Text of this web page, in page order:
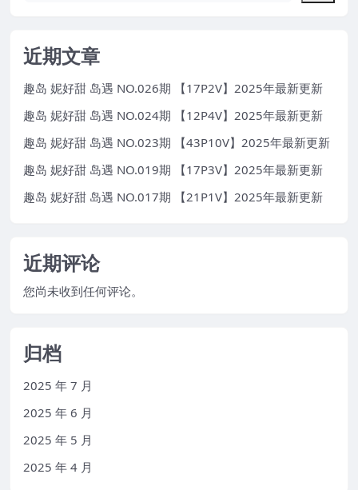
近期文章
趣岛 妮好甜 岛遇 NO.026期 【17P2V】2025年最新更新
趣岛 妮好甜 岛遇 NO.024期 【12P4V】2025年最新更新
趣岛 妮好甜 岛遇 NO.023期 【43P10V】2025年最新更新
趣岛 妮好甜 岛遇 NO.019期 【17P3V】2025年最新更新
趣岛 妮好甜 岛遇 NO.017期 【21P1V】2025年最新更新
近期评论
您尚未收到任何评论。
归档
2025 年 7 月
2025 年 6 月
2025 年 5 月
2025 年 4 月